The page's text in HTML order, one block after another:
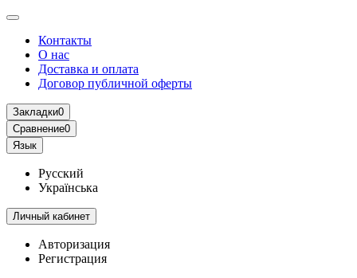
Контакты
О нас
Доставка и оплата
Договор публичной оферты
Закладки0
Сравнение0
Язык
Русский
Українська
Личный кабинет
Авторизация
Регистрация